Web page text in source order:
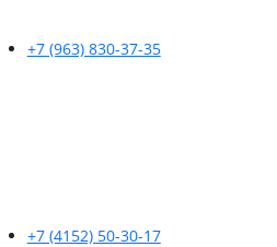
+7 (963) 830-37-35
+7 (4152) 50-30-17